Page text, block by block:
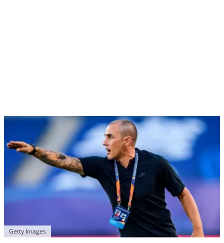
Getty Images